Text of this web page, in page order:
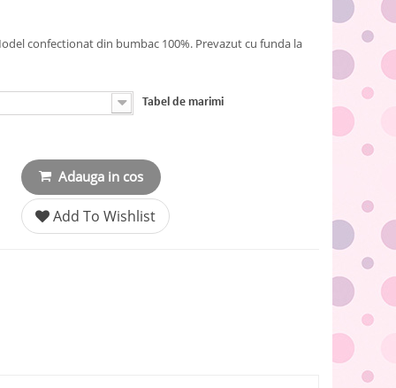
confectionat din bumbac 100%. Prevazut cu funda la
Tabel de marimi
Adauga in cos
Add To Wishlist